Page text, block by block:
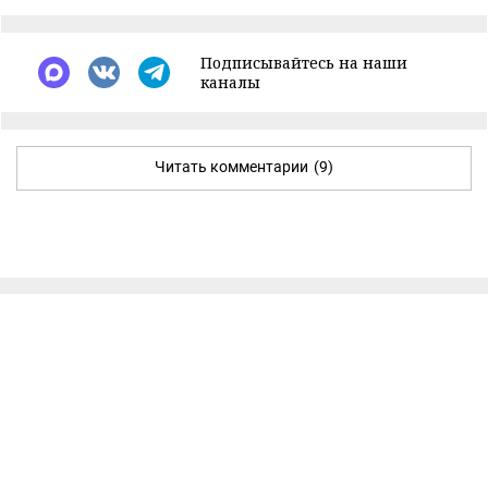
Подписывайтесь на наши
каналы
Читать комментарии (9)